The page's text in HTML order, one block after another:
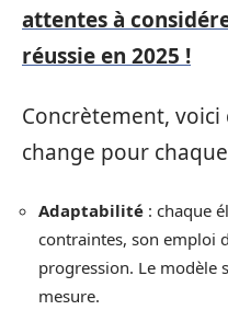
attentes à
réussie en 2025 !
Concrètement,
change pour
Adaptabilité : chaque
contraintes, son emploi
progression. Le modèle
mesure.